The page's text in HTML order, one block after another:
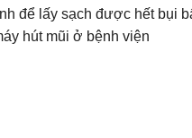
để lấy sạch được hết bụi
hút mũi ở bệnh viện